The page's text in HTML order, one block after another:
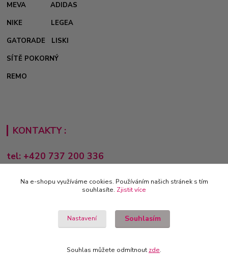
MEVA
ADIDAS
NIKE
LEGEA
GATORADE
LISKI
SÍTĚ POKORNÝ
REMO
KONTAKTY :
tel: +420 737 200 336
Pondělí-Pátek: 8 - 17 hodin
obchod@e-sporting.cz
Na e-shopu využíváme cookies. Používáním našich stránek s tím
souhlasíte. Zjistit více
Nastavení Souhlasím
Souhlas můžete odmítnout zde.